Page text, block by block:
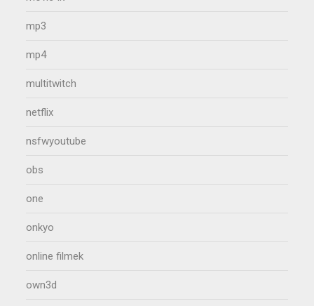
mp3
mp4
multitwitch
netflix
nsfwyoutube
obs
one
onkyo
online filmek
own3d